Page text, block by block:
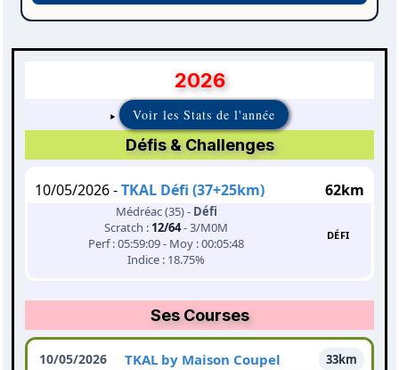
2026
Voir les Stats de l'année
Défis & Challenges
10/05/2026 -TKAL Défi (37+25km) 62km
Médréac (35) - Défi
Scratch : 12/64- 3/M0M
Perf : 05:59:09 - Moy : 00:05:48
Indice : 18.75%
DÉFI
Ses Courses
10/05/2026 TKAL by Maison Coupel
33km